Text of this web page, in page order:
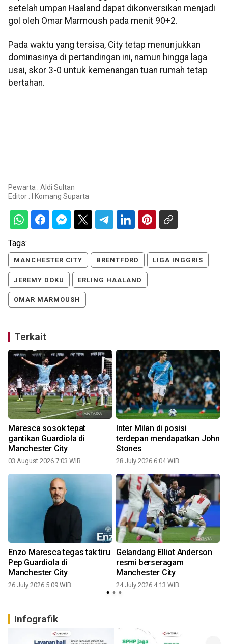
setelah umpan Haaland dapat dikonversikan menjadi
gol oleh Omar Marmoush pada menit 90+2.
Pada waktu yang tersisa, City tetap menunjukkan
dominasinya di pertandingan ini, namun hingga laga
usai, skor 3-0 untuk kemenangan tuan rumah tetap
bertahan.
Pewarta : Aldi Sultan
Editor :
I Komang Suparta
Tags:
MANCHESTER CITY BRENTFORD LIGA INGGRIS
JEREMY DOKU ERLING HAALAND
OMAR MARMOUSH
Terkait
Maresca sosok tepat
gantikan Guardiola di
Manchester City
03 August 2026 7:03 WIB
Inter Milan di posisi
terdepan mendapatkan John
Stones
28 July 2026 6:04 WIB
Enzo Maresca tegas tak tiru
Pep Guardiola di
Manchester City
26 July 2026 5:09 WIB
Gelandang Elliot Anderson
resmi berseragam
Manchester City
24 July 2026 4:13 WIB
Infografik